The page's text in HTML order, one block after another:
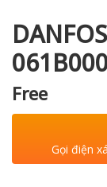
Free
Gọi điện